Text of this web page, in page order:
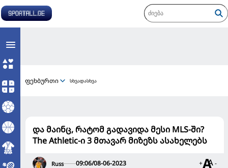
ფეხბურთი სხვადასხვა
და მაინც, რატომ გადავიდა მესი MLS-ში?
The Athletic-ი 3 მთავარ მიზეზს ასახელებს
Russ 09:06/08-06-2023 + -